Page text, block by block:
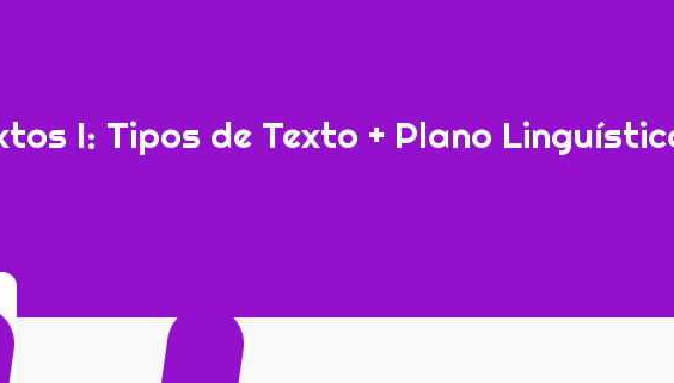
I: Tipos de Texto + Plano